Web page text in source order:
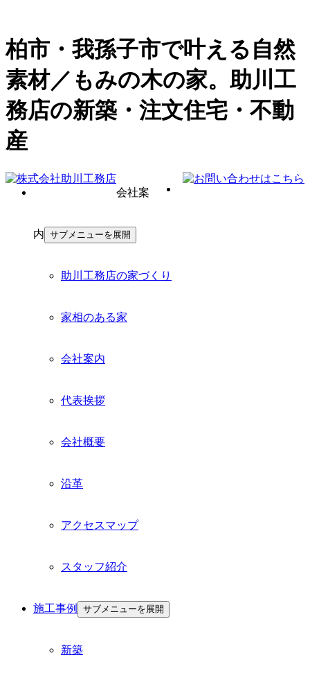
柏市・我孫子市で叶える自然
素材／もみの木の家。助川工
務店の新築・注文住宅・不動
産
会社案
内 サブメニューを展開
助川工務店の家づくり
家相のある家
会社案内
代表挨拶
会社概要
沿革
アクセスマップ
スタッフ紹介
施工事例 サブメニューを展開
新築